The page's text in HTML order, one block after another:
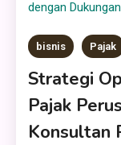
bisnis Pajak
Strategi
Pajak
Konsultan